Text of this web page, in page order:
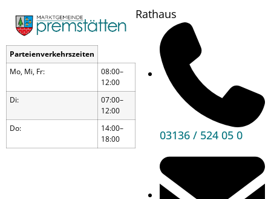
Parteienverkehrszeiten
Mo, Mi, Fr:
08:00–
12:00
Di:
07:00–
12:00
Do:
14:00–
18:00
Rathaus
03136 / 524 05 0